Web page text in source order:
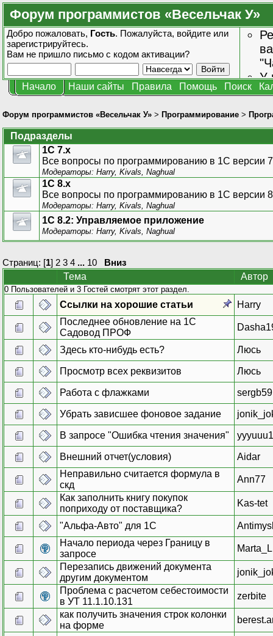
Форум программистов «Весельчак У»
Добро пожаловать, Гость. Пожалуйста, войдите или
зарегистрируйтесь.
Вам не пришло письмо с кодом активации?
У
Начало Наши сайты Правила Помощь Поиск
Форум программистов «Весельчак У» > Программирование >
Подразделы
1С 7.x
Все вопросы по программированию в 1С версии
Модераторы: Harry, Kivals Naghual
1С 8.x
Все вопросы по программированию в 1С версии
Модераторы: Harry, Kivals Naghual
1С 8.2: Управляемое приложение
Модераторы: Harry, Kivals Naghual
Страниц: [1] 2 3 4 ... 10
Вниз
Тема
Автор
0 Пользователей и 3 Гостей смотрят этот раздел.
Ссылки на хорошие статьи
Harry
Последнее обновление на 1С
Садовод ПРОФ
Здесь кто-нибудь есть? Люсь
Просмотр всех реквизитов Люсь
Работа с флажками sergb59
Убрать зависшее фоновое задание
В запросе "Ошибка чтения значения"
Внешний отчет(условия)
Aidar
Неправильно считается формула в
скд
Ann77
Как заполнить книгу покупок
поприходу от поставщика?
Kas-tet
"Альфа-Авто" для 1С
Начало периода через Границу в
запросе
Перезапись движений документа
другим документом
Проблема с расчетом себестоимости
в УТ 11.1.10.131
zerbite
как получить значения строк колонки
на форме